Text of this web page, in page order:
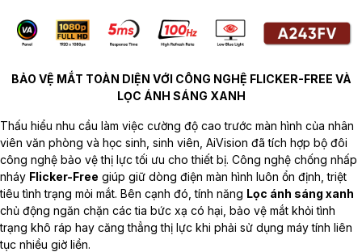
BẢO VỆ MẮT TOÀN DIỆN VỚI CÔNG NGHỆ FLICKER-FREE VÀ
LỌC ÁNH SÁNG XANH
Thấu hiểu nhu cầu làm việc cường độ cao trước màn hình của nhân
viên văn phòng và học sinh, sinh viên, AiVision đã tích hợp bộ đôi
công nghệ bảo vệ thị lực tối ưu cho thiết bị. Công nghệ chống nhấp
nháy Flicker-Free giúp giữ dòng điện màn hình luôn ổn định, triệt
tiêu tình trạng mỏi mắt. Bên cạnh đó, tính năng Lọc ánh sáng xanh
chủ động ngăn chặn các tia bức xạ có hại, bảo vệ mắt khỏi tình
trạng khô ráp hay căng thẳng thị lực khi phải sử dụng máy tính liên
tục nhiều giờ liền.